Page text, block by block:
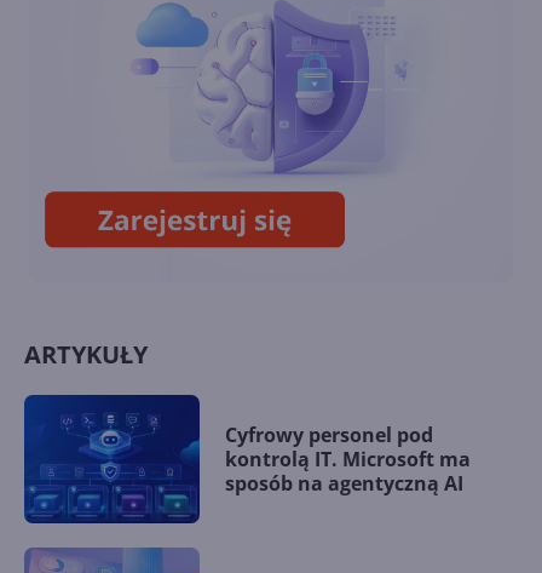
Microsoft Store
ARTYKUŁY
Cyfrowy personel pod
kontrolą IT. Microsoft ma
sposób na agentyczną AI